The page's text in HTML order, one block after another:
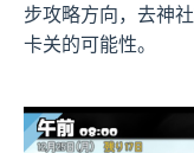
步攻略方向，去神
卡关的可能性。